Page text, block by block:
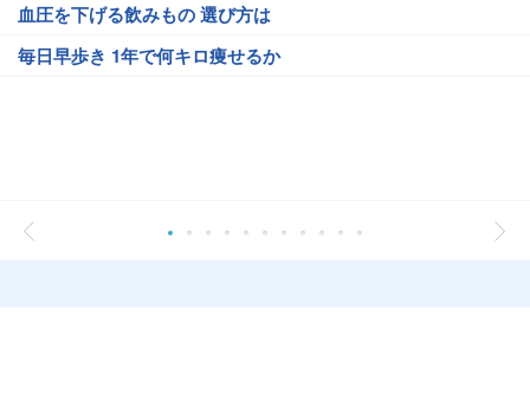
血圧を下げる飲みもの 選び方は
毎日早歩き 1年で何キロ痩せるか